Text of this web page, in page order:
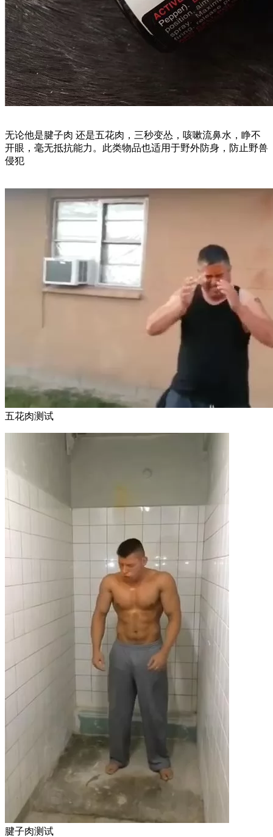
无论他是腱子肉 还是五花肉，三秒变怂，咳嗽流鼻水，睁不
开眼，毫无抵抗能力。此类物品也适用于野外防身，防止野兽
侵犯
五花肉测试
腱子肉测试